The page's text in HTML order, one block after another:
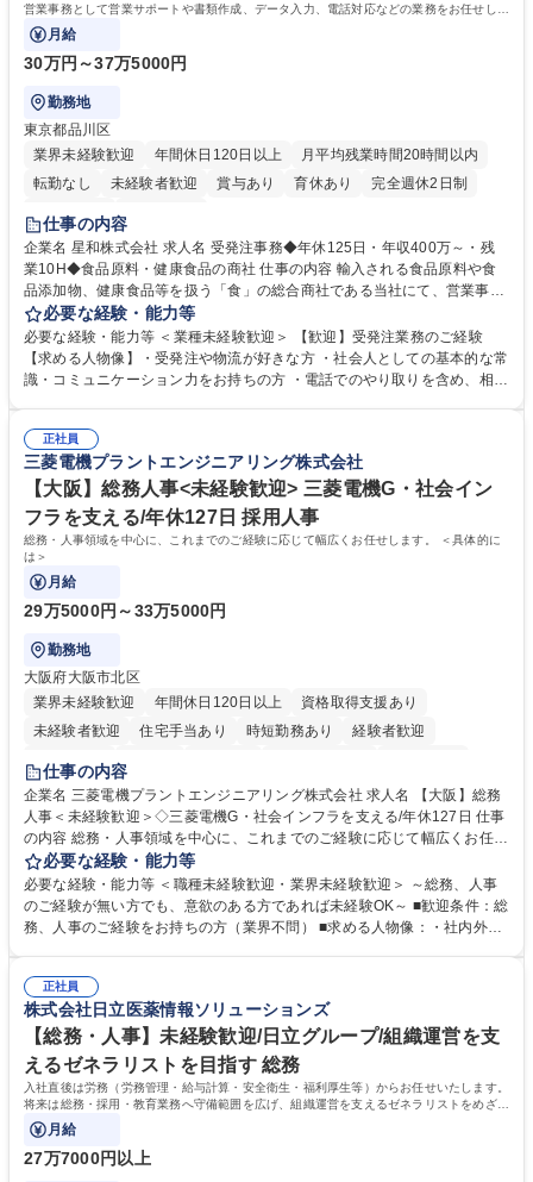
営業事務として営業サポートや書類作成、データ入力、電話対応などの業務をお任せしま
す。
月給
30万円～37万5000円
勤務地
東京都品川区
業界未経験歓迎
年間休日120日以上
月平均残業時間20時間以内
転勤なし
未経験者歓迎 賞与あり 育休あり
完全週休2日制
交通費支給
仕事の内容
企業名 星和株式会社 求人名 受発注事務◆年休125日・年収400万～・残
業10H◆食品原料・健康食品の商社 仕事の内容 輸入される食品原料や食
品添加物、健康食品等を扱う「食」の総合商社である当社にて、営業事務
として営業サポートや書類作成、データ入力、電話対応などの業務をお任
せします。 ・受注／出荷指示／売上管理／仕入管理／在庫管理／お客様や
倉庫と電話確認など、販売に関わる事務、営業サポートをお願いします。
・入社後は商品について覚えることから始め、先輩社員OJTと共に業務を
万～・残業10H◆食品原料・健康食品の商社
必要な経験・能力等
必要な経験・能力等 ＜業種未経験歓迎＞ 【歓迎】受発注業務のご経験
【求める人物像】・受発注や物流が好きな方 ・社会人としての基本的な常
識・コミュニケーション力をお持ちの方 ・電話でのやり取りを含め、相手
演算ができる方 ・業務ルールや指示を理解し、行動できる方 学歴・資格
学歴：大学院 大学 短大 語学力： 資格：
正社員
三菱電機プラントエンジニアリング株式会社
【大阪】総務人事<未経験歓迎> 三菱電機G・社会イン
フラを支える/年休127日 採用人事
総務・人事領域を中心に、これまでのご経験に応じて幅広くお任せします。 ＜具体的に
は＞
月給
29万5000円～33万5000円
勤務地
大阪府大阪市北区
業界未経験歓迎
年間休日120日以上
資格取得支援あり
未経験者歓迎
住宅手当あり 時短勤務あり
経験者歓迎
退職金あり
駅近5分以内
土日祝休み 服装自由 寮・社宅あり 食事補助あり
仕事の内容
企業名 三菱電機プラントエンジニアリング株式会社 求人名 【大阪】総務
人事＜未経験歓迎＞◇三菱電機G・社会インフラを支える/年休127日 仕事
の内容 総務・人事領域を中心に、これまでのご経験に応じて幅広くお任せ
します。 ＜具体的には＞ ・総務/人事労務（給与・社保・勤怠管理など）
・採用・教育研修 ・福利厚生運用 など ※基本的には事務所勤務ですが、
採用や教育等の業務内容により、関西圏以外への日帰り・宿泊を伴う国内
出張もございます。 ※担当業務を持ちつつ、お互いに助け合いながら、総
必要な経験・能力等
必要な経験・能力等 ＜職種未経験歓迎・業界未経験歓迎＞ ～総務、人事
のご経験が無い方でも、意欲のある方であれば未経験OK～ ■歓迎条件：総
務、人事のご経験をお持ちの方（業界不問） ■求める人物像：・社内外の
正社員
株式会社日立医薬情報ソリューションズ
【総務・人事】未経験歓迎/日立グループ/組織運営を支
えるゼネラリストを目指す 総務
入社直後は労務（労務管理・給与計算・安全衛生・福利厚生等）からお任せいたします。
将来は総務・採用・教育業務へ守備範囲を広げ、組織運営を支えるゼネラリストをめざせ
ます。
月給
27万7000円以上